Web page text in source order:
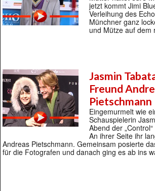
jetzt kommt Jimi
Verleihung des
Münchner ganz
und Mütze auf dem
Jasmin
Freund
Pietschmann
Eingemurmelt wie
Schauspielerin
Abend der
An ihrer Seite ihr
Andreas Pietschmann. Gemeinsam posierte
für die Fotografen und danach ging es ab ins